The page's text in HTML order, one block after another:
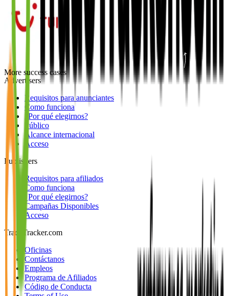
More success cases
Advertisers
Requisitos para anunciantes
Como funciona
¿Por qué elegirnos?
Público
Alcance internacional
Acceso
Publishers
Requisitos para afiliados
Como funciona
¿Por qué elegirnos?
Campañas Disponibles
Acceso
TradeTracker.com
Oficinas
Contáctanos
Empleos
Programa de Afiliados
Código de Conducta